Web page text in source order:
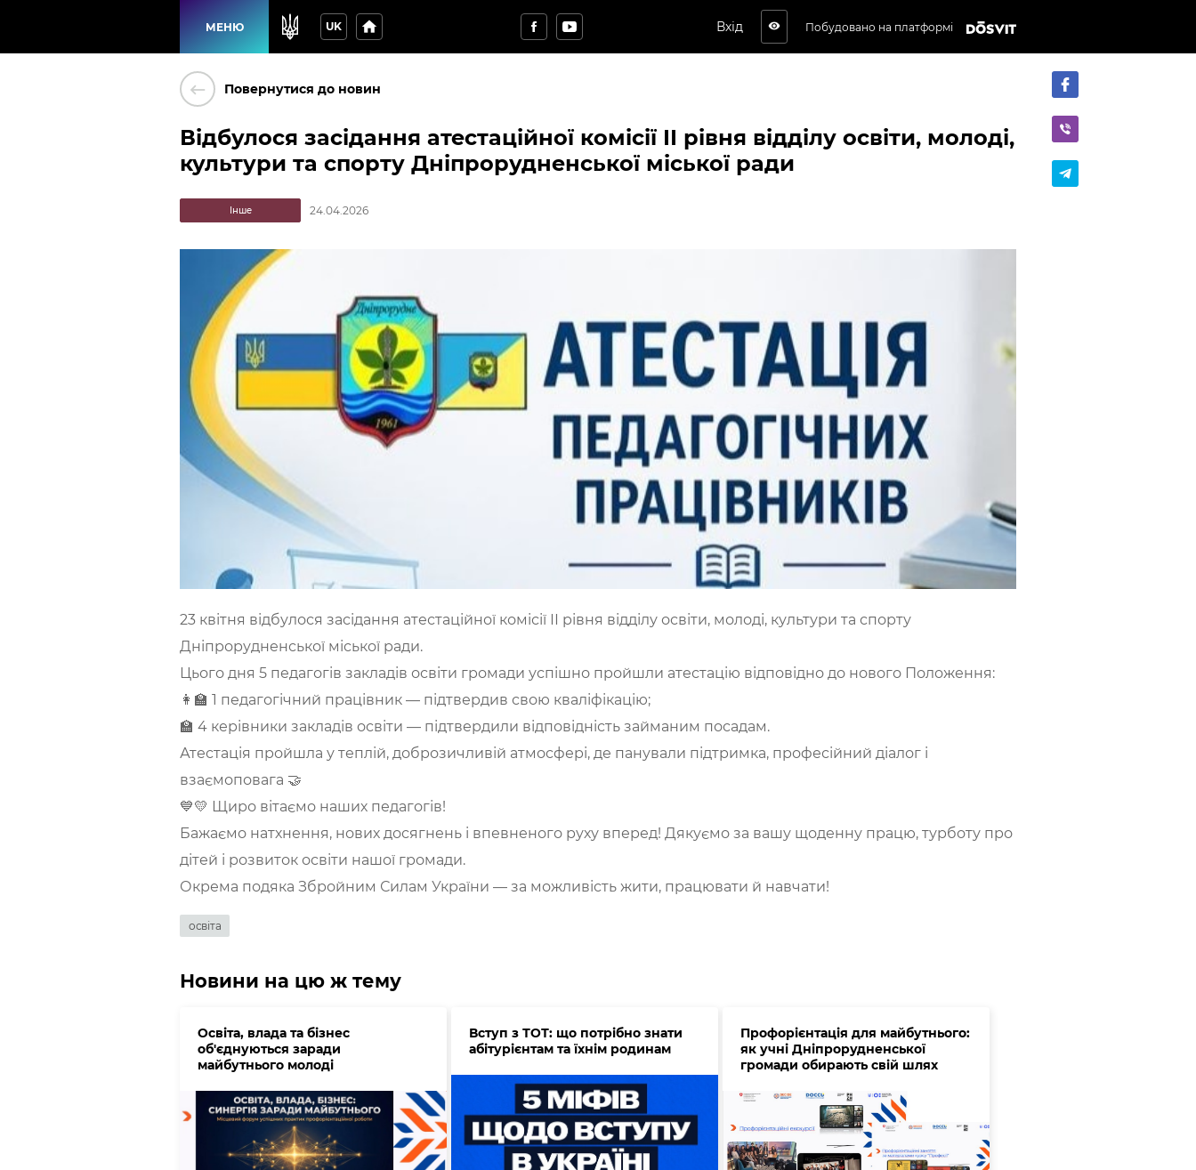
МЕНЮ UK home Вхід visibility Побудовано на платформі
keyboard_backspace Повернутися до новин
Відбулося засідання атестаційної комісії ІІ рівня відділу освіти, молоді,
культури та спорту Дніпрорудненської міської ради
Інше 24.04.2026
23 квітня відбулося засідання атестаційної комісії ІІ рівня відділу освіти, молоді, культури та спорту
Дніпрорудненської міської ради.
Цього дня 5 педагогів закладів освіти громади успішно пройшли атестацію відповідно до нового Положення:
👩‍🏫 1 педагогічний працівник — підтвердив свою кваліфікацію;
🏫 4 керівники закладів освіти — підтвердили відповідність займаним посадам.
Атестація пройшла у теплій, доброзичливій атмосфері, де панували підтримка, професійний діалог і
взаємоповага 🤝
💙💛 Щиро вітаємо наших педагогів!
Бажаємо натхнення, нових досягнень і впевненого руху вперед! Дякуємо за вашу щоденну працю, турботу про
дітей і розвиток освіти нашої громади.
Окрема подяка Збройним Силам України — за можливість жити, працювати й навчати!
освіта
Новини на цю ж тему
Освіта, влада та бізнес
об'єднуються заради
майбутнього молоді
Вступ з ТОТ: що потрібно знати
абітурієнтам та їхнім родинам
Профорієнтація для майбутнього:
як учні Дніпрорудненської
громади обирають свій шлях